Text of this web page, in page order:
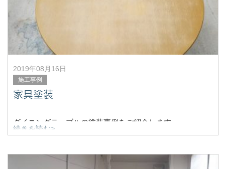
2019年08月16日
施工事例
家具塗装
ダイニングテーブルの塗装事例をご紹介します。
↑傷んだ塗装を研磨して
続きを読む>